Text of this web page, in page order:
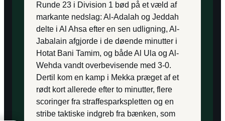
Runde 23 i Division 1 bød på et væld af
markante nedslag: Al-Adalah og Jeddah
delte i Al Ahsa efter en sen udligning, Al-
Jabalain afgjorde i de døende minutter i
Hotat Bani Tamim, og både Al Ula og Al-
Wehda vandt overbevisende med 3-0.
Dertil kom en kamp i Mekka præget af et
rødt kort allerede efter to minutter, flere
scoringer fra straffesparkspletten og en
stribe taktiske indgreb fra bænken, som